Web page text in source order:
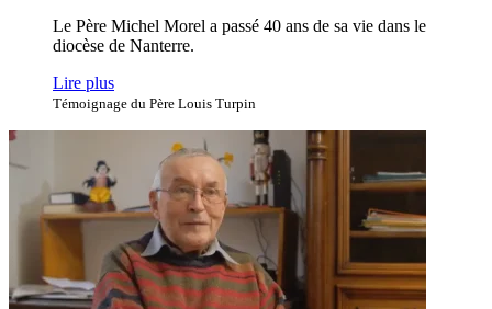
Le Père Michel Morel a passé 40 ans de sa vie dans le
diocèse de Nanterre.
Lire plus
Témoignage du Père Louis Turpin